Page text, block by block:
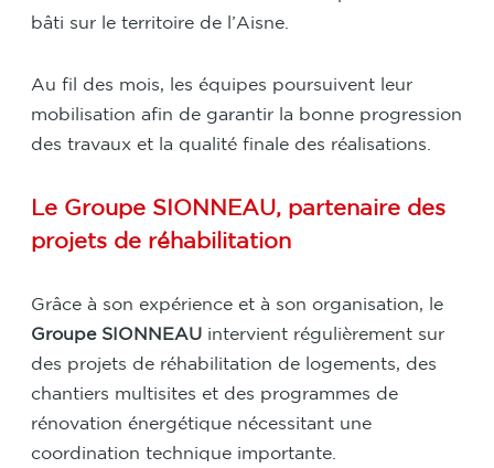
bâti sur le territoire de l’Aisne.
Au fil des mois, les équipes poursuivent leur
mobilisation afin de garantir la bonne progression
des travaux et la qualité finale des réalisations.
Le Groupe SIONNEAU, partenaire des
projets de réhabilitation
Grâce à son expérience et à son organisation, le
Groupe SIONNEAU intervient régulièrement sur
des projets de réhabilitation de logements, des
chantiers multisites et des programmes de
rénovation énergétique nécessitant une
coordination technique importante.